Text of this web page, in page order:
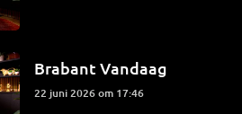
Brabant Vandaag
22 juni 2026 om 17:46